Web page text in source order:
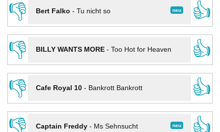
👎
neu
Bert Falko - Tu nicht so
👍
👎
BILLY WANTS MORE- Too Hot for Heaven
👍
👎
Cafe Royal 10- Bankrott Bankrott
👍
👎
neu
Captain Freddy- Ms Sehnsucht
👍